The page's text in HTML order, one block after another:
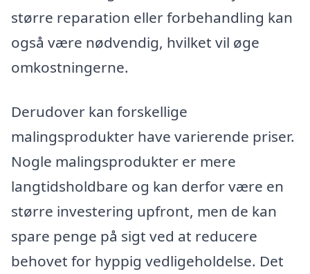
større reparation eller forbehandling kan
også være nødvendig, hvilket vil øge
omkostningerne.
Derudover kan forskellige
malingsprodukter have varierende priser.
Nogle malingsprodukter er mere
langtidsholdbare og kan derfor være en
større investering upfront, men de kan
spare penge på sigt ved at reducere
behovet for hyppig vedligeholdelse. Det